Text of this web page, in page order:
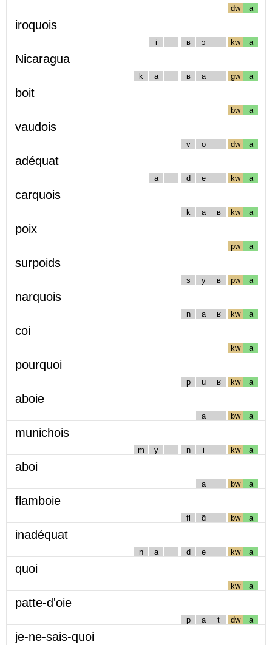
dw a
iroquois
i ʁ ɔ kw a
Nicaragua
k a ʁ a gw a
boit
bw a
vaudois
v o dw a
adéquat
a d e kw a
carquois
k a ʁ kw a
poix
pw a
surpoids
s y ʁ pw a
narquois
n a ʁ kw a
coi
kw a
pourquoi
p u ʁ kw a
aboie
a bw a
munichois
m y n i kw a
aboi
a bw a
flamboie
fl ɑ̃ bw a
inadéquat
n a d e kw a
quoi
kw a
patte-d'oie
p a t dw a
je-ne-sais-quoi